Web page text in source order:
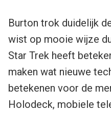
Burton trok duidelijk
wist op mooie wijze
Star Trek heeft
maken wat nieuwe
betekenen voor de
Holodeck, mobiele